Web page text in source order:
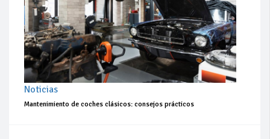
Noticias
Mantenimiento de coches clásicos: consejos prácticos